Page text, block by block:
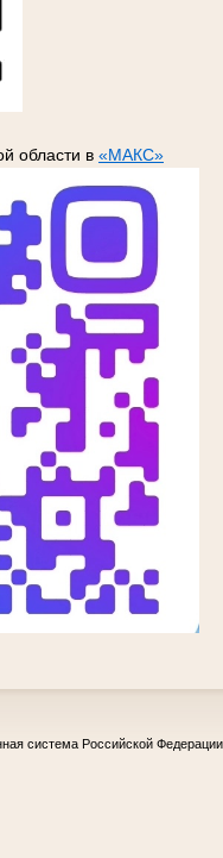
области в «МАКС»
система Российской